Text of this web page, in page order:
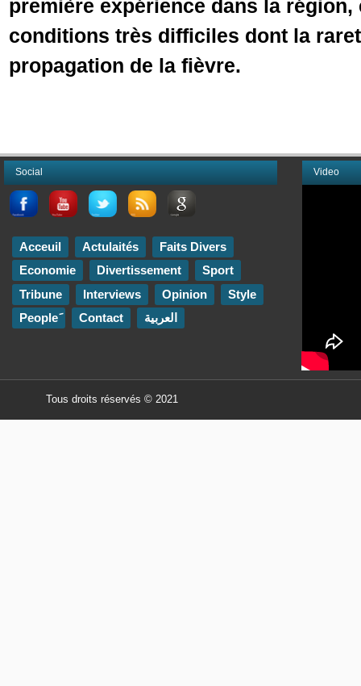
première expérience dans la région,
conditions très difficiles dont la
propagation de la fièvre.
Video
Social
Acceuil Actulaités
Faits Divers
Economie
Divertissement
Sport
Tribune
Interviews Opinion
Style
Contact العربية
Tous droits réservés © 2021